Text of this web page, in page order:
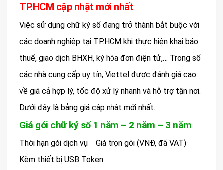
TP.HCM cập nhật mới nhất
Việc sử dụng chữ ký số đang trở thành bắt buộc với
các doanh nghiệp tại TP.HCM khi thực hiện khai báo
thuế, giao dịch BHXH, ký hóa đơn điện tử,… Trong số
các nhà cung cấp uy tín, Viettel được đánh giá cao
về giá cả hợp lý, tốc độ xử lý nhanh và hỗ trợ tận nơi.
Dưới đây là bảng giá cập nhật mới nhất.
Giá gói chữ ký số 1 năm – 2 năm – 3 năm
Thời hạn gói dịch vụ Giá trọn gói (VNĐ, đã VAT)
Kèm thiết bị USB Token